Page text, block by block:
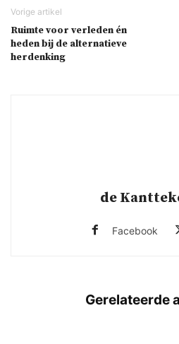
Ruimte voor verleden én
heden bij de alternatieve
herdenking
de
Facebook